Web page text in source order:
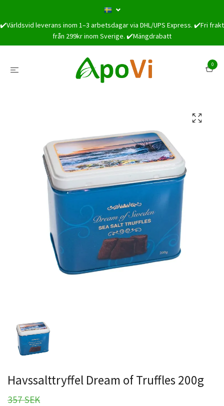
✔️Världsvid leverans inom 1–3 arbetsdagar via DHL/UPS Express. ✔️Fri frakt
från 299kr inom Sverige. ✔️Mängdrabatt
0
Havssalttryffel Dream of Truffles 200g
357 SEK